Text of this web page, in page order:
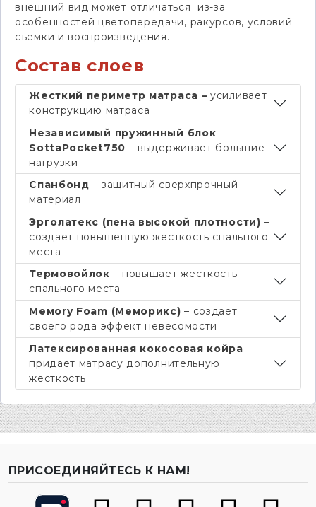
внешний вид может отличаться из-за
особенностей цветопередачи, ракурсов, условий
съемки и воспроизведения.
Состав слоев
Жесткий периметр матраса –усиливает
конструкцию матраса
Независимый пружинный блок
SottaPocket750 – выдерживает большие
нагрузки
Спанбонд – защитный сверхпрочный
материал
Эрголатекс (пена высокой плотности) –
создает повышенную жесткость спального
места
Термовойлок – повышает жесткость
спального места
Мемory Foam (Меморикс) – создает
своего рода эффект невесомости
Латексированная кокосовая койра –
придает матрасу дополнительную
жесткость
ПРИСОЕДИНЯЙТЕСЬ К НАМ!